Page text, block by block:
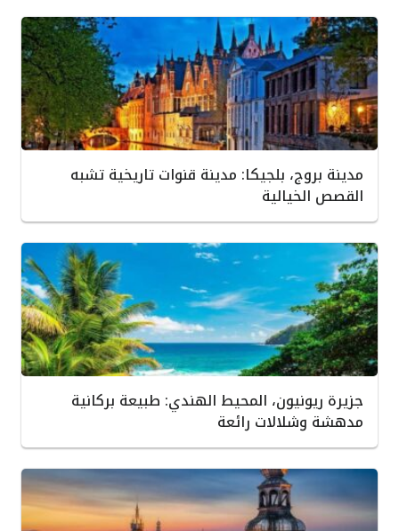
مدينة بروج، بلجيكا: مدينة قنوات تاريخية تشبه
القصص الخيالية
جزيرة ريونيون، المحيط الهندي: طبيعة بركانية
مدهشة وشلالات رائعة